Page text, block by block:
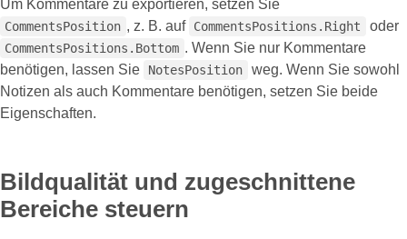
Um Kommentare zu exportieren, setzen Sie
CommentsPosition , z. B. auf CommentsPositions.Right oder
CommentsPositions.Bottom . Wenn Sie nur Kommentare
benötigen, lassen Sie
NotesPosition
weg. Wenn Sie sowohl
Notizen als auch Kommentare benötigen, setzen Sie beide
Eigenschaften.
Bildqualität und zugeschnittene
Bereiche steuern